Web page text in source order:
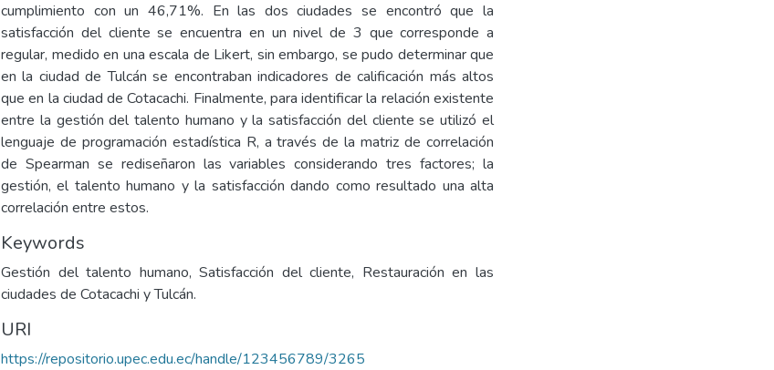
cumplimiento con un 46,71%. En las dos ciudades se encontró que la
satisfacción del cliente se encuentra en un nivel de 3 que corresponde a
regular, medido en una escala de Likert, sin embargo, se pudo determinar que
en la ciudad de Tulcán se encontraban indicadores de calificación más altos
que en la ciudad de Cotacachi. Finalmente, para identificar la relación existente
entre la gestión del talento humano y la satisfacción del cliente se utilizó el
lenguaje de programación estadística R, a través de la matriz de correlación
de Spearman se rediseñaron las variables considerando tres factores; la
gestión, el talento humano y la satisfacción dando como resultado una alta
correlación entre estos.
Keywords
Gestión del talento humano, Satisfacción del cliente, Restauración en las
ciudades de Cotacachi y Tulcán.
URI
https://repositorio.upec.edu.ec/handle/123456789/3265